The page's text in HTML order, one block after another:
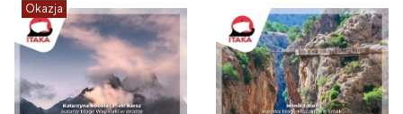
Okazja